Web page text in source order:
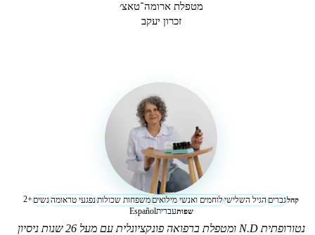
מטפלת ארומה־טאצ׳
זכרון יעקב
קהלגבריםהגיל השלישילוחמים ואנשי מילואיםמשפחות שכולותנפגעי טראומהנשים+
2
שפותעבריתEspañol
נטורופתית N.D ומטפלת ברפואה פונקציונלית עם מעל 26 שנות ניסיון